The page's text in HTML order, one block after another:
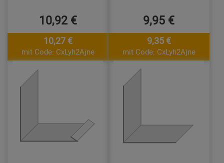
10,92 €
10,27 €
mit Code: CxLyh2Ajne
9,95 €
9,35 €
mit Code: CxLyh2Ajne